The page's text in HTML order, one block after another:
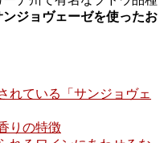
ンジョヴェーゼを使ったお
れている「サンジョヴェ
りの特徴